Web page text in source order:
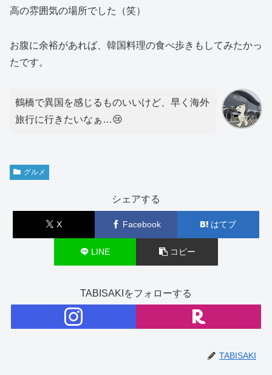
高の雰囲気の場所でした（笑）
お腹に余裕があれば、韓国料理の食べ歩きもしてみたかっ
たです。
鶴橋で異国を感じるものいいけど、早く海外
旅行に行きたいなぁ…😢
グルメ
シェアする
X Facebook はてブ
LINE コピー
TABISAKIをフォローする
TABISAKI